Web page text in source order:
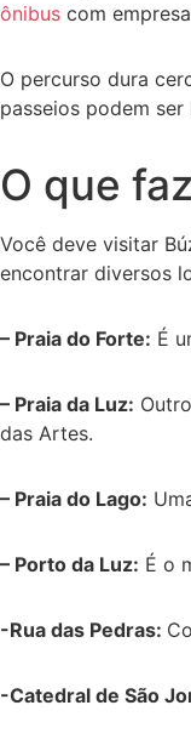
ônibus com
O percurso dura
passeios podem ser
O que
Você deve visitar
encontrar diversos
– Praia do Forte: É
– Praia da Luz:
das Artes.
– Praia do Lago:
– Porto da Luz: É o
-Rua das Pedras:
-Catedral de São